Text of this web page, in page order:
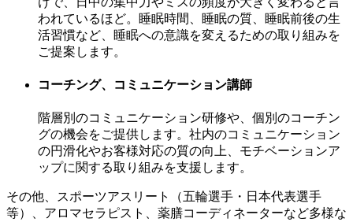
われているほど。睡眠時間、睡眠の質、睡眠前後の生
活習慣など、睡眠への意識を変えるための取り組みを
ご提案します。
コーチング、コミュニケーション講師
階層別のコミュニケーション研修や、個別のコーチン
グの機会をご提供します。社内のコミュニケーション
の円滑化やお客様対応の質の向上、モチベーションア
ップに関する取り組みを支援します。
その他、スポーツアスリート（五輪選手・日本代表選手
等）、アロマセラピスト、薬膳コーディネーターなど多様な